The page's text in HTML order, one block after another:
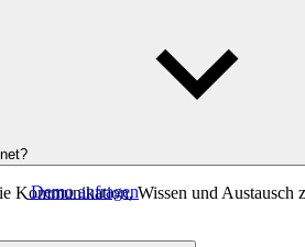
Demo anfragen
Kommunikation, Wissen und